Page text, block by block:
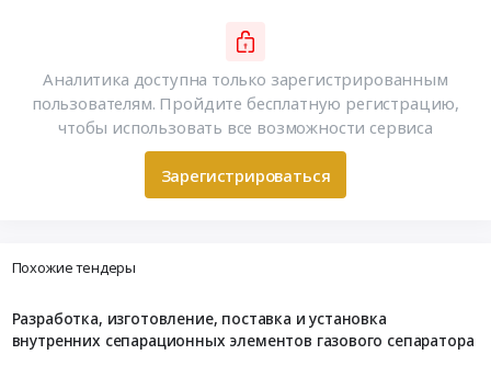
Аналитика доступна только зарегистрированным
пользователям. Пройдите бесплатную регистрацию,
чтобы использовать все возможности сервиса
Зарегистрироваться
Похожие тендеры
Разработка, изготовление, поставка и установка
внутренних сепарационных элементов газового сепаратора